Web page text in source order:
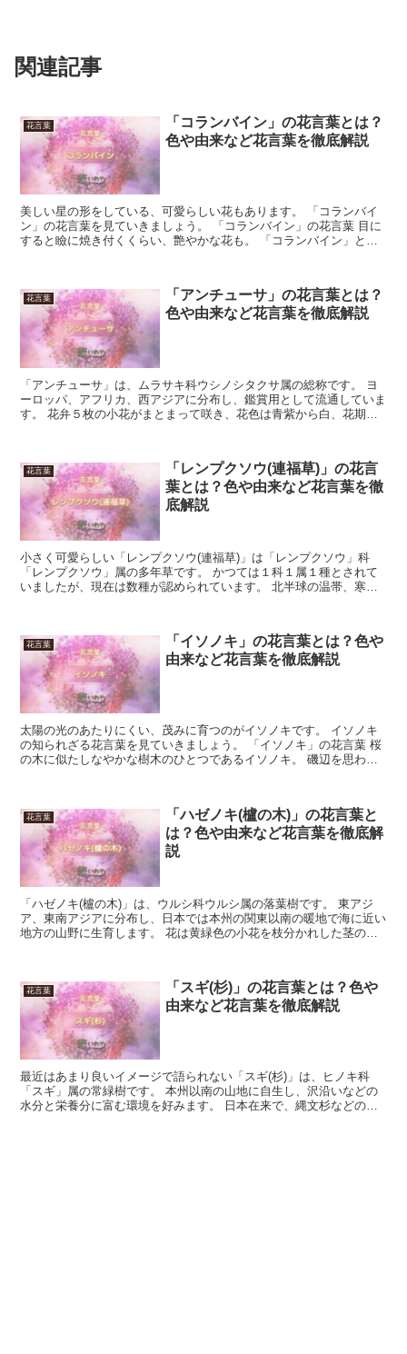
関連記事
花言葉
「コランバイン」の花言葉とは？
色や由来など花言葉を徹底解説
美しい星の形をしている、可愛らしい花もあります。 「コランバイ
ン」の花言葉を見ていきましょう。 「コランバイン」の花言葉 目に
すると瞼に焼き付くくらい、艶やかな花も。 「コランバイン」と呼
花言葉
「アンチューサ」の花言葉とは？
色や由来など花言葉を徹底解説
「アンチューサ」は、ムラサキ科ウシノシタクサ属の総称です。 ヨ
ーロッパ、アフリカ、西アジアに分布し、鑑賞用として流通していま
す。 花弁５枚の小花がまとまって咲き、花色は青紫から白、花期は
花言葉
「レンプクソウ(連福草)」の花言
葉とは？色や由来など花言葉を徹
底解説
小さく可愛らしい「レンプクソウ(連福草)」は「レンプクソウ」科
「レンプクソウ」属の多年草です。 かつては１科１属１種とされて
いましたが、現在は数種が認められています。 北半球の温帯、寒帯
花言葉
「イソノキ」の花言葉とは？色や
由来など花言葉を徹底解説
太陽の光のあたりにくい、茂みに育つのがイソノキです。 イソノキ
の知られざる花言葉を見ていきましょう。 「イソノキ」の花言葉 桜
の木に似たしなやかな樹木のひとつであるイソノキ。 磯辺を思わせ
花言葉
「ハゼノキ(櫨の木)」の花言葉と
は？色や由来など花言葉を徹底解
説
「ハゼノキ(櫨の木)」は、ウルシ科ウルシ属の落葉樹です。 東アジ
ア、東南アジアに分布し、日本では本州の関東以南の暖地で海に近い
地方の山野に生育します。 花は黄緑色の小花を枝分かれした茎の先
花言葉
「スギ(杉)」の花言葉とは？色や
由来など花言葉を徹底解説
最近はあまり良いイメージで語られない「スギ(杉)」は、ヒノキ科
「スギ」属の常緑樹です。 本州以南の山地に自生し、沢沿いなどの
水分と栄養分に富む環境を好みます。 日本在来で、縄文杉などの数